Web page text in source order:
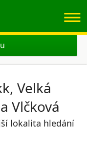
≡
Velká
Vlčková
lokalita hledání